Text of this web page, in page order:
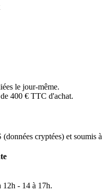
le jour-même.
400 € TTC d'achat.
(données cryptées) et
12h - 14 à 17h.